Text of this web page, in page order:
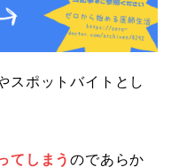
スポットバイトとし
てしまうのであらか